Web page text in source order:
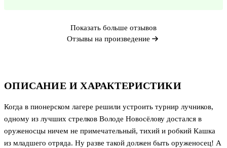
ОПИСАНИЕ И ХАРАКТЕРИСТИКИ
Когда в пионерском лагере решили устроить турнир лучников,
одному из лучших стрелков Володе Новосёлову достался в
оруженосцы ничем не примечательный, тихий и робкий Кашка
из младшего отряда. Ну разве такой должен быть оруженосец! А
Показать больше отзывов
Отзывы на произведение